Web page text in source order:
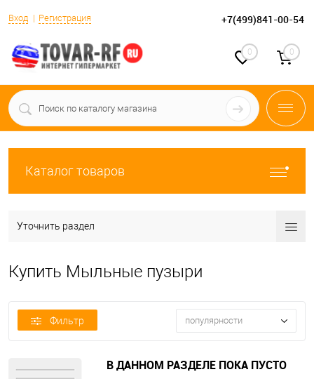
Вход Регистрация +7(499)841-00-54
0 0
Каталог товаров
Уточнить раздел
Купить Мыльные пузыри
Фильтр популярности
В ДАННОМ РАЗДЕЛЕ ПОКА ПУСТО